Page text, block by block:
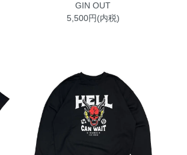
GIN OUT
5,500円(内税)